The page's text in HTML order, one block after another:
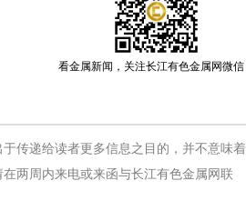
看金属新闻，关注长江有色金属网微信
传递给读者更多信息之目的，并不意味着
两周内来电或来函与长江有色金属网联